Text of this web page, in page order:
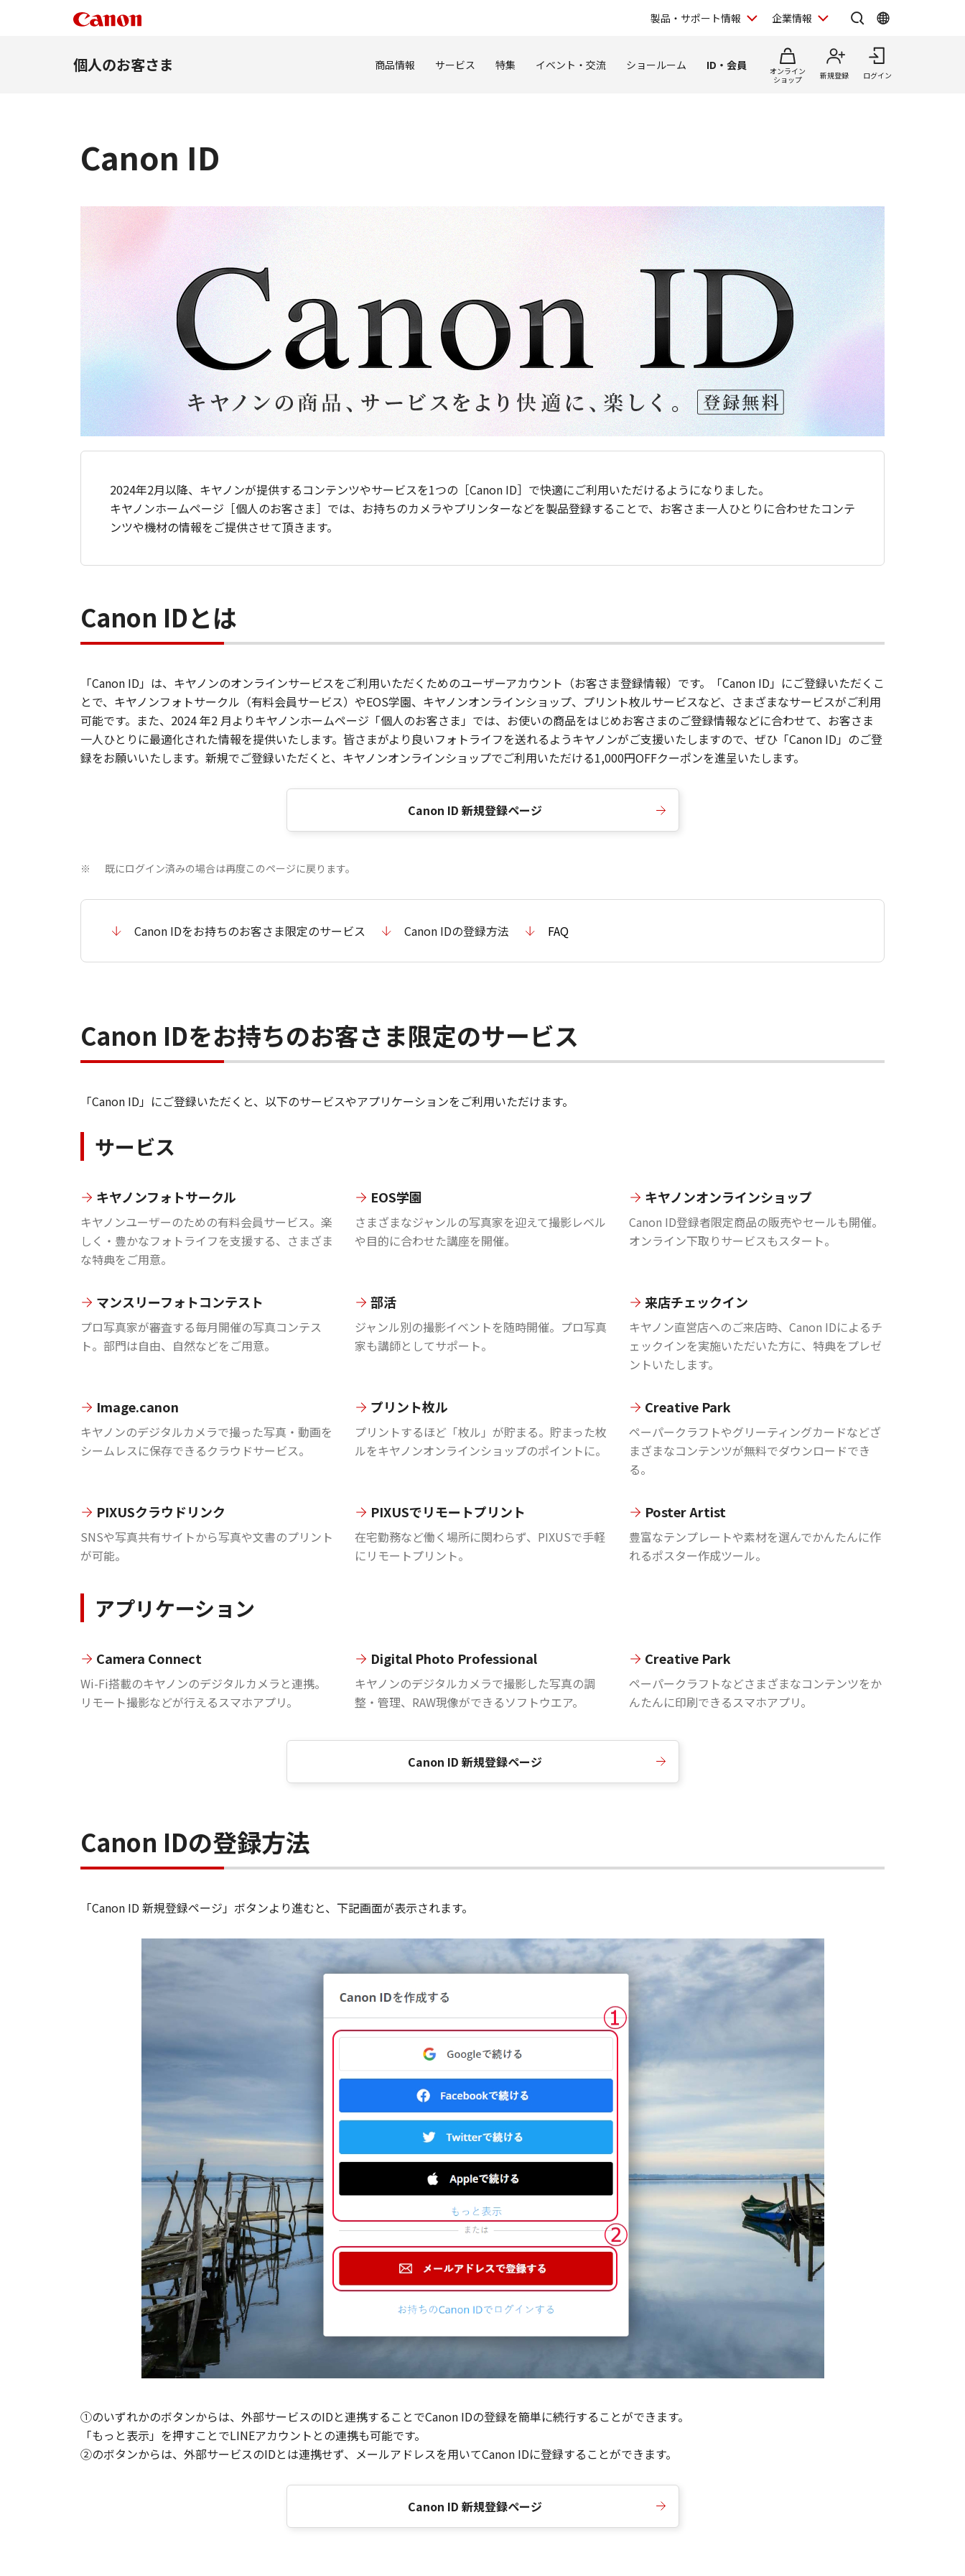
製品・サポート情報 企業情報
個人のお客さま 商品情報 サービス 特集 イベント・交流 ショールーム ID・会員
オンライン
ショップ
新規登録 ログイン
Canon ID
2024年2月以降、キヤノンが提供するコンテンツやサービスを1つの［Canon ID］で快適にご利用いただけるようになりました。
キヤノンホームページ［個人のお客さま］では、お持ちのカメラやプリンターなどを製品登録することで、お客さま一人ひとりに合わせたコンテ
ンツや機材の情報をご提供させて頂きます。
Canon IDとは
「Canon ID」は、キヤノンのオンラインサービスをご利用いただくためのユーザーアカウント（お客さま登録情報）です。「Canon ID」にご登録いただくこ
とで、キヤノンフォトサークル（有料会員サービス）やEOS学園、キヤノンオンラインショップ、プリント枚ルサービスなど、さまざまなサービスがご利用
可能です。また、2024 年2 月よりキヤノンホームページ「個人のお客さま」では、お使いの商品をはじめお客さまのご登録情報などに合わせて、お客さま
一人ひとりに最適化された情報を提供いたします。皆さまがより良いフォトライフを送れるようキヤノンがご支援いたしますので、ぜひ「Canon ID」のご登
録をお願いいたします。新規でご登録いただくと、キヤノンオンラインショップでご利用いただける1,000円OFFクーポンを進呈いたします。
Canon ID 新規登録ページ
※ 既にログイン済みの場合は再度このページに戻ります。
Canon IDをお持ちのお客さま限定のサービス Canon IDの登録方法 FAQ
Canon IDをお持ちのお客さま限定のサービス
「Canon ID」にご登録いただくと、以下のサービスやアプリケーションをご利用いただけます。
サービス
キヤノンフォトサークル
キヤノンユーザーのための有料会員サービス。楽
しく・豊かなフォトライフを支援する、さまざま
な特典をご用意。
EOS学園
さまざまなジャンルの写真家を迎えて撮影レベル
や目的に合わせた講座を開催。
キヤノンオンラインショップ
Canon ID登録者限定商品の販売やセールも開催。
オンライン下取りサービスもスタート。
マンスリーフォトコンテスト
プロ写真家が審査する毎月開催の写真コンテス
ト。部門は自由、自然などをご用意。
部活
ジャンル別の撮影イベントを随時開催。プロ写真
家も講師としてサポート。
来店チェックイン
キヤノン直営店へのご来店時、Canon IDによるチ
ェックインを実施いただいた方に、特典をプレゼ
ントいたします。
Image.canon
キヤノンのデジタルカメラで撮った写真・動画を
シームレスに保存できるクラウドサービス。
プリント枚ル
プリントするほど「枚ル」が貯まる。貯まった枚
ルをキヤノンオンラインショップのポイントに。
Creative Park
ペーパークラフトやグリーティングカードなどざ
まざまなコンテンツが無料でダウンロードでき
る。
PIXUSクラウドリンク
SNSや写真共有サイトから写真や文書のプリント
が可能。
PIXUSでリモートプリント
在宅勤務など働く場所に関わらず、PIXUSで手軽
にリモートプリント。
Poster Artist
豊富なテンプレートや素材を選んでかんたんに作
れるポスター作成ツール。
アプリケーション
Camera Connect
Wi-Fi搭載のキヤノンのデジタルカメラと連携。
リモート撮影などが行えるスマホアプリ。
Digital Photo Professional
キヤノンのデジタルカメラで撮影した写真の調
整・管理、RAW現像ができるソフトウエア。
Creative Park
ペーパークラフトなどさまざまなコンテンツをか
んたんに印刷できるスマホアプリ。
Canon ID 新規登録ページ
Canon IDの登録方法
「Canon ID 新規登録ページ」ボタンより進むと、下記画面が表示されます。
①のいずれかのボタンからは、外部サービスのIDと連携することでCanon IDの登録を簡単に続行することができます。
「もっと表示」を押すことでLINEアカウントとの連携も可能です。
②のボタンからは、外部サービスのIDとは連携せず、メールアドレスを用いてCanon IDに登録することができます。
Canon ID 新規登録ページ